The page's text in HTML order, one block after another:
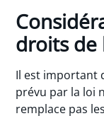
droits de
Il est important
prévu par la loi
remplace pas